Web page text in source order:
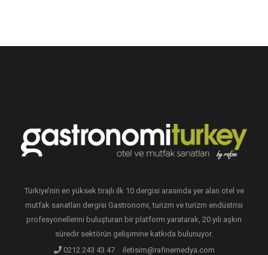
Türkiye’nin en yüksek tirajlı ilk 10 dergisi arasında yer alan otel ve
mutfak sanatları dergisi Gastronomi, turizm ve turizm endüstrisi
profesyonellerini buluşturan bir platform yaratarak, 20 yılı aşkın
süredir sektörün gelişimine katkıda bulunuyor.
0212 243 43 47
iletisim@rafinemedya.com